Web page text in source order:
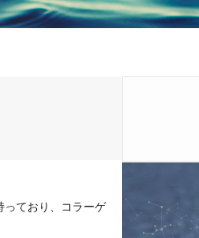
っており、コラーゲ